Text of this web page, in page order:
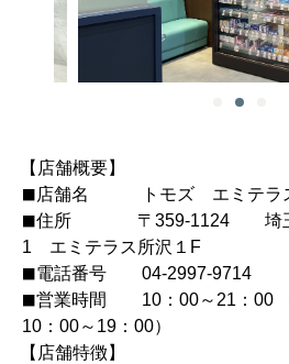
【店舗概要】
■店舗名 トモズ エミテラ
■住所 〒359-1124 埼
1 エミテラス所沢１F
■電話番号 04-2997-9714
■営業時間 10：00～21：00
10：00～19：00）
【店舗特徴】